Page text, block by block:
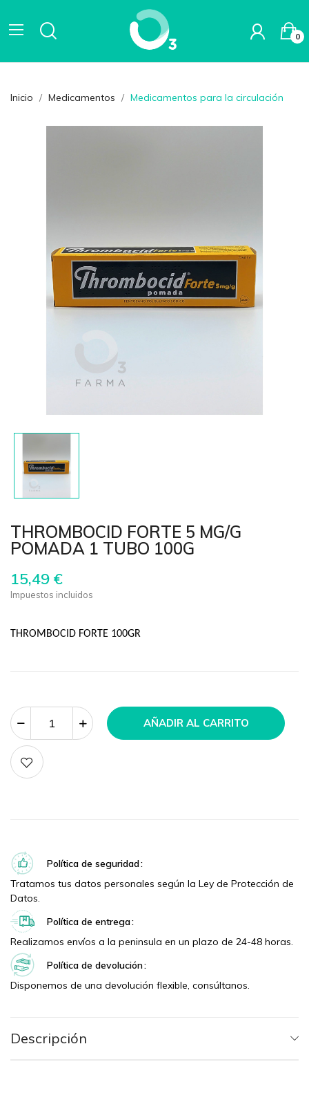
0
Inicio Medicamentos Medicamentos para la circulación
THROMBOCID FORTE 5 MG/G
POMADA 1 TUBO 100G
15,49 €
Impuestos incluidos
THROMBOCID FORTE 100GR
AÑADIR AL CARRITO
Política de seguridad
Tratamos tus datos personales según la Ley de Protección de
Datos.
Política de entrega
Realizamos envíos a la peninsula en un plazo de 24-48 horas.
Política de devolución
Disponemos de una devolución flexible, consúltanos.
Descripción